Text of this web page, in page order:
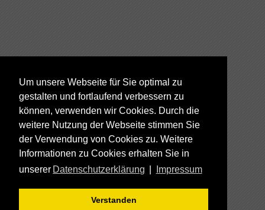
Um unsere Webseite für Sie optimal zu
gestalten und fortlaufend verbessern zu
können, verwenden wir Cookies. Durch die
weitere Nutzung der Webseite stimmen Sie
der Verwendung von Cookies zu. Weitere
Informationen zu Cookies erhalten Sie in
unserer Datenschutzerklärung Impressum
Verstanden